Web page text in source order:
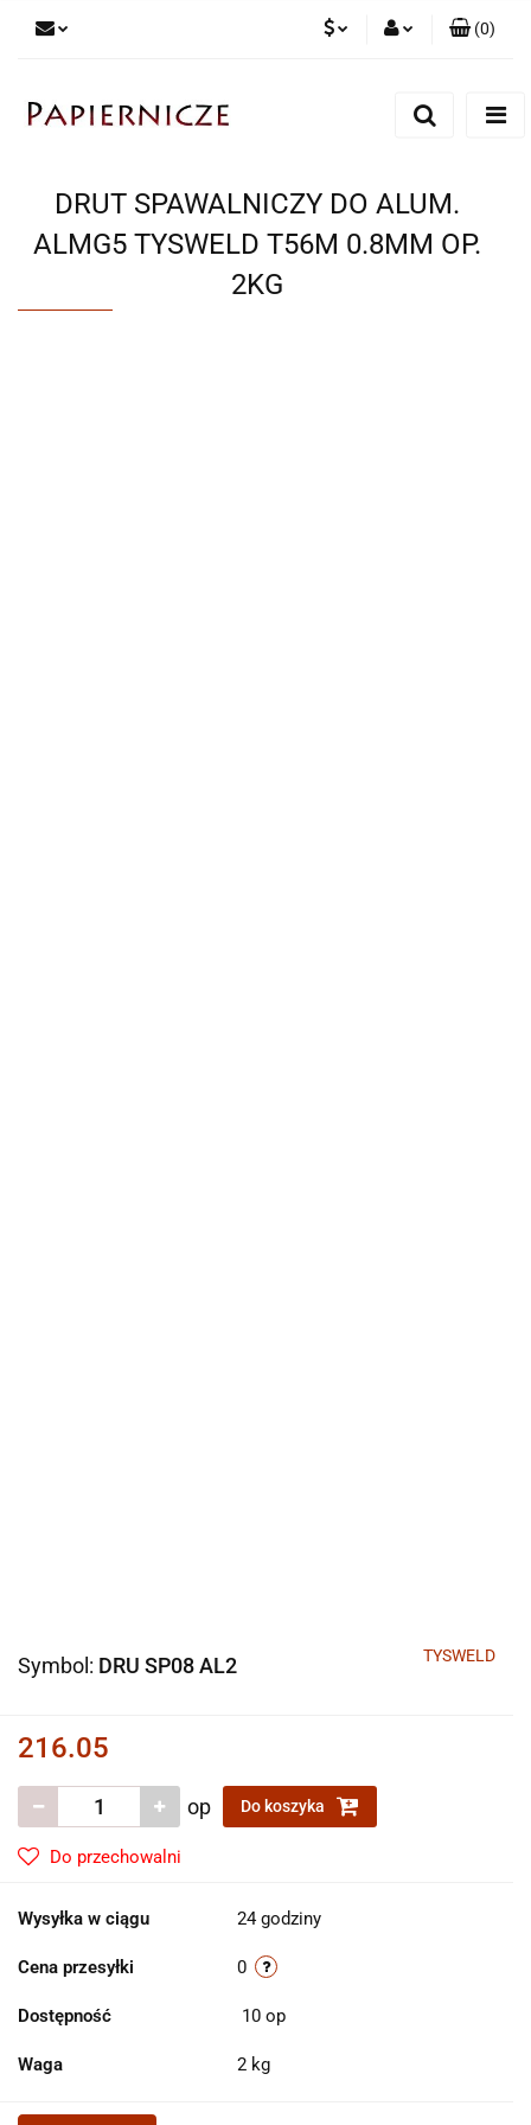
(0)
DRUT SPAWALNICZY DO ALUM.
ALMG5 TYSWELD T56M 0.8MM OP.
2KG
Symbol: DRU SP08 AL2 TYSWELD
216.05
op Do koszyka
Do przechowalni
Wysyłka w ciągu 24 godziny
Cena przesyłki 0
Dostępność 10 op
Waga 2 kg